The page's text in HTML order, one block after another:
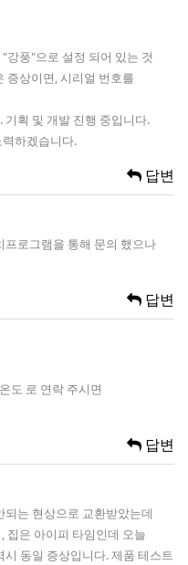
강풍"으로 설정 되어 있는 것
증상이면, 시리얼 번호를
획 및 개발 진행 중입니다.
하겠습니다.
답변
로그램을 통해 문의 했으나
답변
도 로 연락 주시면
답변
는 현상으로 교환받았는데
집은 아이피 타임인데 오늘
동일 증상입니다. 제품 테스트